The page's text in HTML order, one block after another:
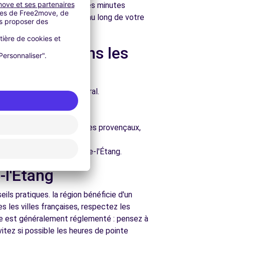
véhicule en quelques minutes
accompagner tout au long de votre
et dans les
patrimoine architectural.
l'Étang.
pays, les vignobles provençaux,
et marchés de Berre-l'Étang.
l'Étang
pratiques. la région bénéficie d'un
les villes françaises, respectez les
est généralement réglementé : pensez à
si possible les heures de pointe